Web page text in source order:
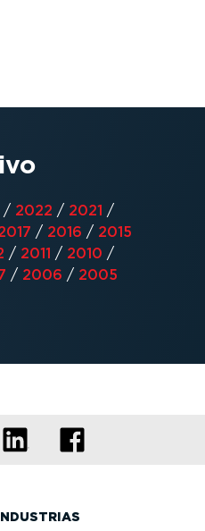
/ 2022 / 2021 /
/ 2016 / 2015
/ 2011 / 2010 /
/ 2006 / 2005